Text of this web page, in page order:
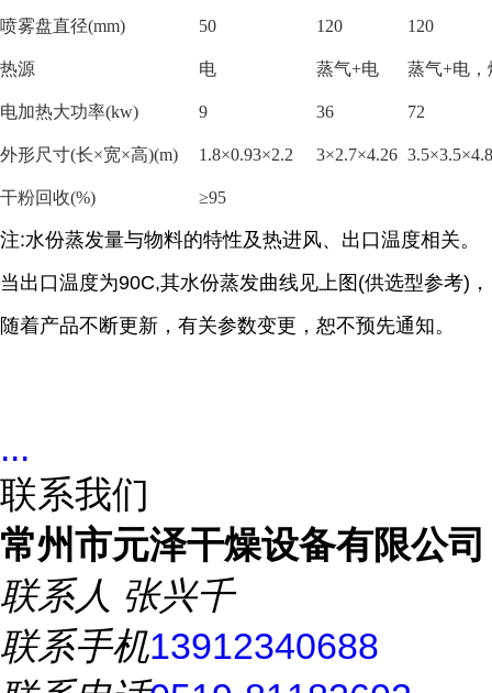
喷雾盘直径(mm) 50 120 120
热源 电 蒸气+电 蒸气+电，
电加热大功率(kw) 9 36 72
外形尺寸(长×宽×高)(m) 1.8×0.93×2.2 3×2.7×4.26 3.5×3.5×4.8
干粉回收(%) ≥95
注:水份蒸发量与物料的特性及热进风、出口温度相关。
当出口温度为90C,其水份蒸发曲线见上图 (供选型参考) ，
随着产品不断更新，有关参数变更，恕不预先通知。
...
联系我们
常州市元泽干燥设备有限公司
联系人 张兴千
联系手机13912340688